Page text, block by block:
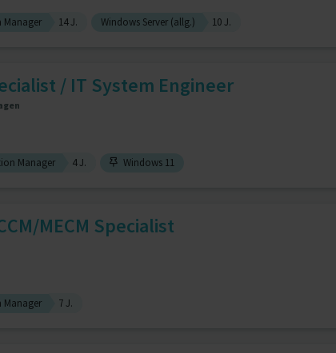
Manager 14 J. Windows Server (allg.) 10 J.
/ IT System Engineer
Manager 4 J. Windows 11
MECM Specialist
Manager 7 J.